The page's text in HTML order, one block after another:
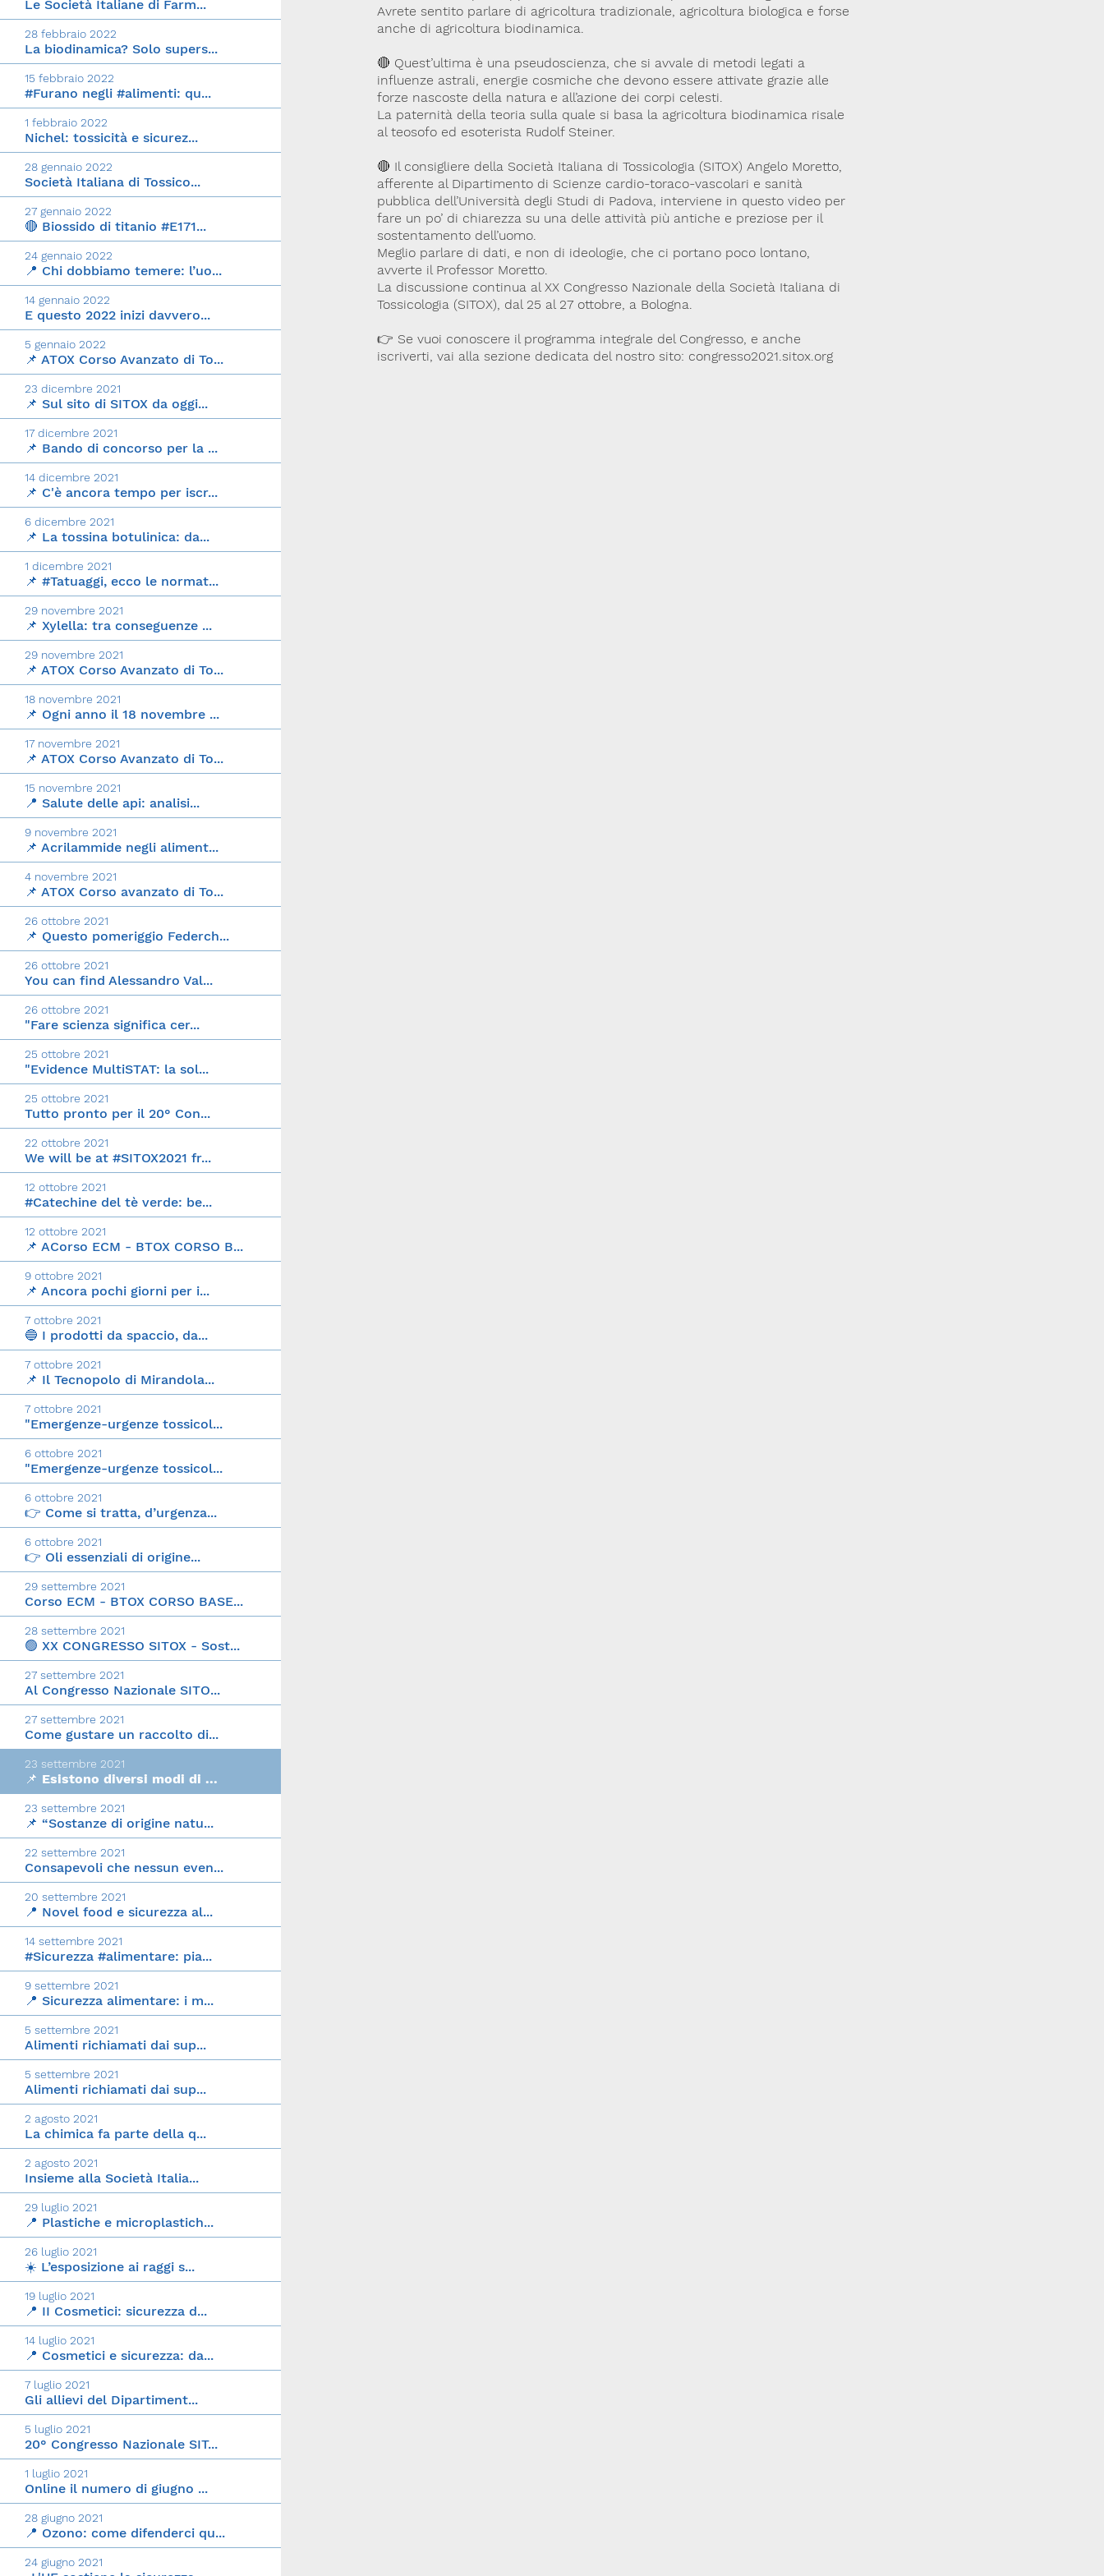
Le Società Italiane di Farm...
28 febbraio 2022
La biodinamica? Solo supers...
15 febbraio 2022
#Furano negli #alimenti: qu...
1 febbraio 2022
Nichel: tossicità e sicurez...
28 gennaio 2022
Società Italiana di Tossico...
27 gennaio 2022
🔴 Biossido di titanio #E171...
24 gennaio 2022
📍 Chi dobbiamo temere: l’uo...
14 gennaio 2022
E questo 2022 inizi davvero...
5 gennaio 2022
📌 ATOX Corso Avanzato di To...
23 dicembre 2021
📌 Sul sito di SITOX da oggi...
17 dicembre 2021
📌 Bando di concorso per la ...
14 dicembre 2021
📌 C'è ancora tempo per iscr...
6 dicembre 2021
📌 La tossina botulinica: da...
1 dicembre 2021
📌 #Tatuaggi, ecco le normat...
29 novembre 2021
📌 Xylella: tra conseguenze ...
29 novembre 2021
📌 ATOX Corso Avanzato di To...
18 novembre 2021
📌 Ogni anno il 18 novembre ...
17 novembre 2021
📌 ATOX Corso Avanzato di To...
15 novembre 2021
📍 Salute delle api: analisi...
9 novembre 2021
📌 Acrilammide negli aliment...
4 novembre 2021
📌 ATOX Corso avanzato di To...
26 ottobre 2021
📌 Questo pomeriggio Federch...
26 ottobre 2021
You can find Alessandro Val...
26 ottobre 2021
"Fare scienza significa cer...
25 ottobre 2021
"Evidence MultiSTAT: la sol...
25 ottobre 2021
Tutto pronto per il 20° Con...
22 ottobre 2021
We will be at #SITOX2021 fr...
12 ottobre 2021
#Catechine del tè verde: be...
12 ottobre 2021
📌 ACorso ECM - BTOX CORSO B...
9 ottobre 2021
📌 Ancora pochi giorni per i...
7 ottobre 2021
🔵 I prodotti da spaccio, da...
7 ottobre 2021
📌 Il Tecnopolo di Mirandola...
7 ottobre 2021
"Emergenze-urgenze tossicol...
6 ottobre 2021
"Emergenze-urgenze tossicol...
6 ottobre 2021
👉 Come si tratta, d’urgenza...
6 ottobre 2021
👉 Oli essenziali di origine...
29 settembre 2021
Corso ECM - BTOX CORSO BASE...
28 settembre 2021
🟢 XX CONGRESSO SITOX - Sost...
27 settembre 2021
Al Congresso Nazionale SITO...
27 settembre 2021
Come gustare un raccolto di...
23 settembre 2021
📌 Esistono diversi modi di ...
23 settembre 2021
📌 “Sostanze di origine natu...
22 settembre 2021
Consapevoli che nessun even...
20 settembre 2021
📍 Novel food e sicurezza al...
14 settembre 2021
#Sicurezza #alimentare: pia...
9 settembre 2021
📍 Sicurezza alimentare: i m...
5 settembre 2021
Alimenti richiamati dai sup...
5 settembre 2021
Alimenti richiamati dai sup...
2 agosto 2021
La chimica fa parte della q...
2 agosto 2021
Insieme alla Società Italia...
29 luglio 2021
📍 Plastiche e microplastich...
26 luglio 2021
☀️ L’esposizione ai raggi s...
19 luglio 2021
📍 II Cosmetici: sicurezza d...
14 luglio 2021
📍 Cosmetici e sicurezza: da...
7 luglio 2021
Gli allievi del Dipartiment...
5 luglio 2021
20° Congresso Nazionale SIT...
1 luglio 2021
Online il numero di giugno ...
28 giugno 2021
📍 Ozono: come difenderci qu...
24 giugno 2021
Avrete sentito parlare di agricoltura tradizionale, agricoltura biologica e forse
anche di agricoltura biodinamica.
🔴 Quest’ultima è una pseudoscienza, che si avvale di metodi legati a
influenze astrali, energie cosmiche che devono essere attivate grazie alle
forze nascoste della natura e all’azione dei corpi celesti.
La paternità della teoria sulla quale si basa la agricoltura biodinamica risale
al teosofo ed esoterista Rudolf Steiner.
🔴 Il consigliere della Società Italiana di Tossicologia (SITOX) Angelo Moretto,
afferente al Dipartimento di Scienze cardio-toraco-vascolari e sanità
pubblica dell’Università degli Studi di Padova, interviene in questo video per
fare un po’ di chiarezza su una delle attività più antiche e preziose per il
sostentamento dell’uomo.
Meglio parlare di dati, e non di ideologie, che ci portano poco lontano,
avverte il Professor Moretto.
La discussione continua al XX Congresso Nazionale della Società Italiana di
Tossicologia (SITOX), dal 25 al 27 ottobre, a Bologna.
👉 Se vuoi conoscere il programma integrale del Congresso, e anche
iscriverti, vai alla sezione dedicata del nostro sito: congresso2021.sitox.org